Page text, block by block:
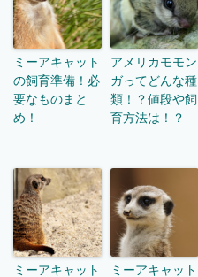
ミーアキャット
の飼育準備！必
要なものまと
め！
アメリカモモン
ガってどんな種
類！？値段や飼
育方法は！？
ミーアキャット ミーアキャット